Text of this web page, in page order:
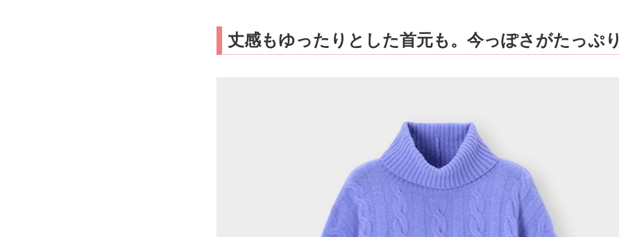
丈感もゆったりとした首元も。今っぽさがたっぷり